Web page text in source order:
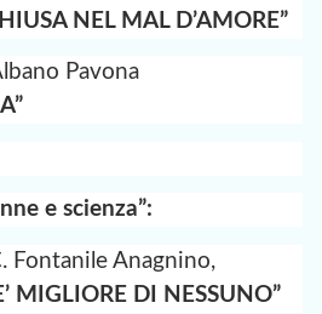
NEL MAL D’AMORE”
Pavona
e scienza”:
Fontanile Anagnino,
MIGLIORE DI NESSUNO”